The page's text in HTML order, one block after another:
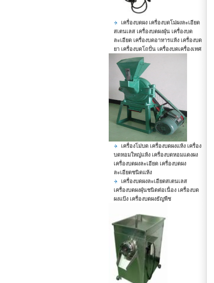
เครื่องบดผง เครื่องบดโม่ผงละเอียด
สเตนเลส เครื่องบดผงฝุ่น เครื่องบด
ละเอียด เครื่องบดอาหารแห้ง เครื่องบด
ยา เครื่องบดโถปั่น เครื่องบดเครื่องเทศ
เครื่องโม่บด เครื่องบดผงแห้ง เครื่อง
บดหอมใหญ่แห้ง เครื่องบดหอมแดงผง
เครื่องบดผงละเอียด เครื่องบดผง
ละเอียดชนิดแห้ง
เครื่องบดผงละเอียดสเตนเลส
เครื่องบดผงฝุ่นชนิดต่อเนื่อง เครื่องบด
ผงแป้ง เครื่องบดผงธัญพืช